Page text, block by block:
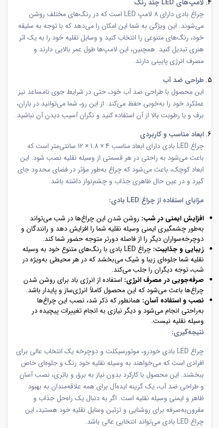
لامپ‌های LED چند رنگ
چراغ بادی دارای 8 لامپ LED است که در رنگ‌های مختلف روشن
می‌شوند. این ویژگی به شما این امکان را می‌دهد که با توجه به سلیقه
خود، رنگ‌های متنوعی را انتخاب کنید و وسایل نقلیه خود را به یک اثر
هنری تبدیل کنید. همچنین، این لامپ‌ها طول عمر بالایی دارند و
مصرف انرژی پایینی دارند.
طراحی ضد آب
این محصول با طراحی ضد آب خود، حتی در شرایط جوی نامساعد نیز
عملکرد خود را به‌خوبی حفظ می‌کند. از این رو، شما می‌توانید در باران،
برف و یا رطوبت بالا از آن استفاده کنید و نگران آسیب دیدن آن نباشید.
ابعاد مناسب و کاربردی
چراغ LED بادی دارای ابعاد مناسب 4 × 1.8 × 12 سانتی‌متر است که
باعث می‌شود به راحتی در هر قسمتی از وسیله نقلیه نصب شود. این
ابعاد کوچک، باعث می‌شود که چراغ به‌طور مؤثر در فضای محدود جای
گیرد و در عین حال ظاهری جذاب و چشم‌نواز داشته باشد.
مزایای استفاده از چراغ LED بادی:
افزایش ایمنی در شب: روشن شدن این چراغ‌ها در شب می‌تواند
به‌طور چشمگیری ایمنی وسیله نقلیه شما را افزایش دهد و رانندگان و
دوچرخه‌سواران دیگر را از فاصله دورتر متوجه حضور شما کند.
زیبایی و جذابیت:
چراغ LED بادی با رنگ‌های متنوع خود به وسیله
نقلیه شما جلوه‌ای زیبا و شیک می‌بخشد که در هر محیطی به‌ویژه در
شب، توجه دیگران را جلب می‌کند.
صرفه‌جویی در مصرف انرژی: استفاده از انرژی باد برای روشن شدن
چراغ‌ها باعث می‌شود که این محصول کاملاً انرژی‌ساز و پایدار باشد.
نصب و استفاده آسان: همانطور که ذکر شد، نصب این چراغ‌ها
به‌راحتی انجام می‌شود و دیگر نیازی به انجام تغییرات پیچیده در
وسیله نقلیه نیست.
نتیجه‌گیری:
چراغ LED بادی خودرو، موتورسیکلت و دوچرخه یک انتخاب عالی برای
افرادی است که می‌خواهند به وسیله نقلیه خود رنگ و جلوه‌ای خاص
ببخشند. این محصول با کارکرد بدون نیاز به برق و باتری، نصب آسان
و طراحی ضد آب، یک گزینه ایده‌آل برای همه علاقه‌مندان به بهبود
ظاهر و ایمنی وسیله نقلیه است. اگر به دنبال یک راه‌حل جذاب و
مقرون‌به‌صرفه برای روشنایی و تزئین وسایل نقلیه خود هستید، این
چراغ LED بادی می‌تواند انتخابی عالی باشد.